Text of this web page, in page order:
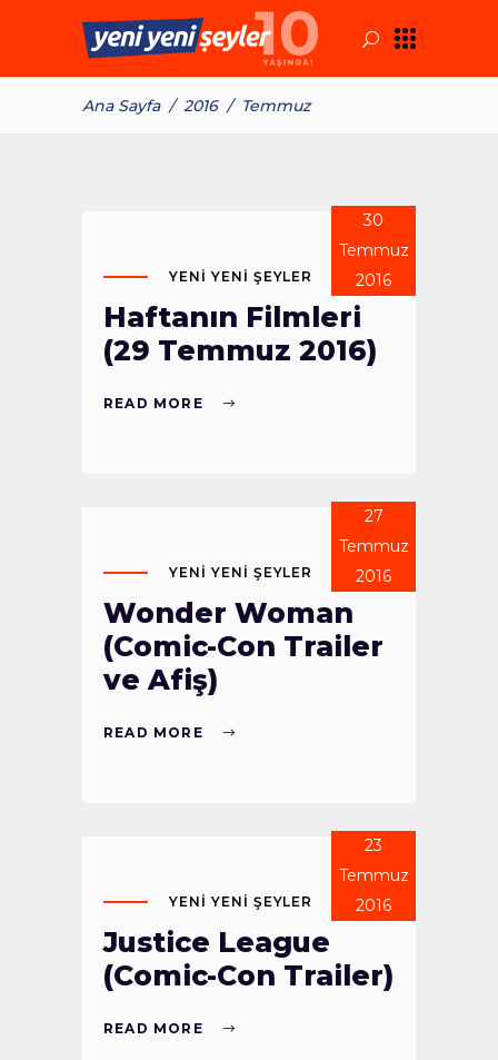
Ana Sayfa/ 2016/ Temmuz
30
Temmuz
2016
YENI YENI ŞEYLER
Haftanın Filmleri
(29 Temmuz 2016)
READ MORE
27
Temmuz
2016
YENI YENI ŞEYLER
Wonder Woman
(Comic-Con Trailer
ve Afiş)
READ MORE
23
Temmuz
2016
YENI YENI ŞEYLER
Justice League
(Comic-Con Trailer)
READ MORE